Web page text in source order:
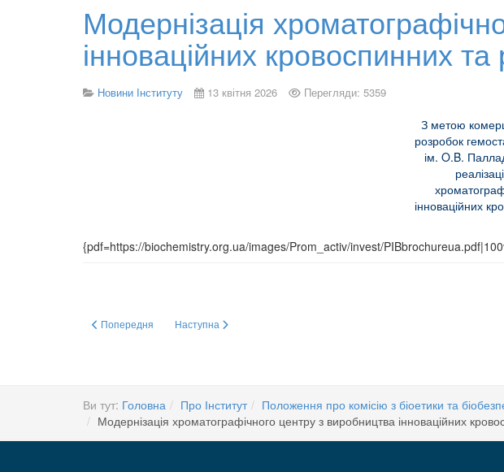
Модернізація
інноваційних кровоспинних
Новини Інституту 13 квітня 2026 Перегляди: 5359
З метою
розробок
ім. O.B.
інноваційних
{pdf=https://biochemistry.org.ua/images/Prom_activ/invest/
Попередня стаття: ЗАГАЛЬНІ ЗБОРИ НАЦІОНАЛЬНОЇ АКАДЕМІЇ НАУК УКРАЇНИ – 2026
Попередня Наступна стаття: ЛЮДИ НАУКИ. РОЗМОВИ З УКРАЇНСЬКИМИ УЧЕНИМИ
Наступна
Ви тут: Головна Про Інститут Положення про комісію з біоетики та
Модернізація хроматографічного центру з виробництва інноваційних